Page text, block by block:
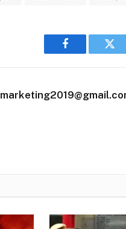
Facebook